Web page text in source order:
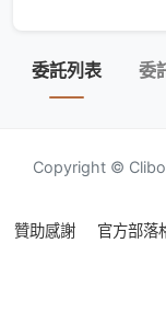
委託列表 委
Copyright © Clibo
贊助感謝 官方部落